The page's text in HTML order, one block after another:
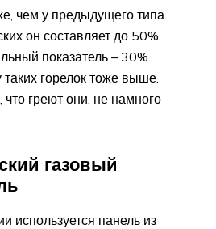
чем у предыдущего типа.
он составляет до 50%,
показатель – 30%.
таких горелок тоже выше.
греют они, не намного
газовый
используется панель из